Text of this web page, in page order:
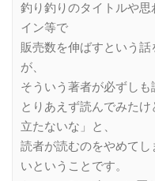
釣り釣りのタイトルや
イン等で
販売数を伸ばすという
が、
そういう著者が必ずしも
とりあえず読んでみた
立たないな」と、
読者が読むのをやめて
いということです。